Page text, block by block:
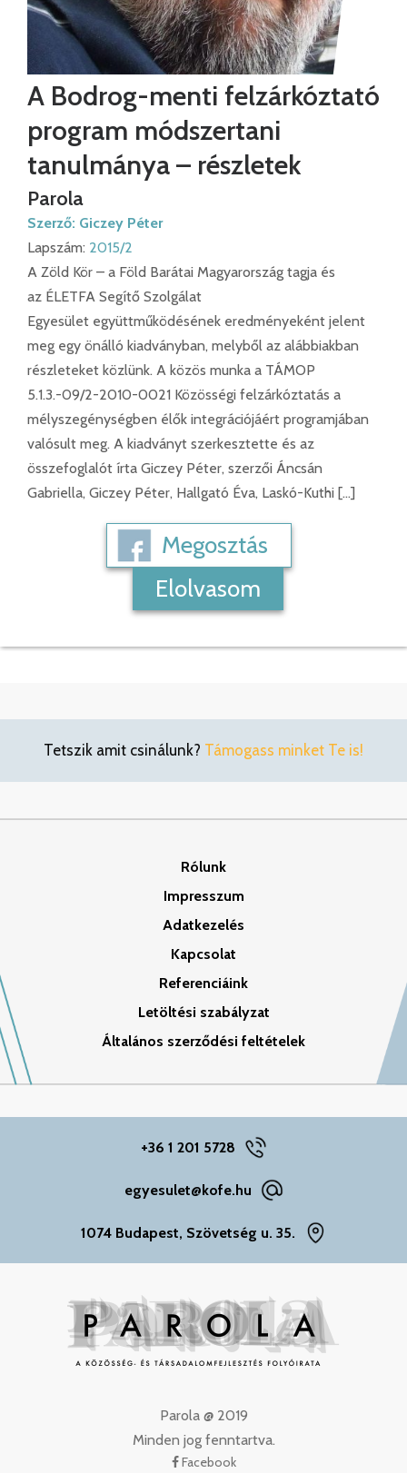
A Bodrog-menti felzárkóztató
program módszertani
tanulmánya – részletek
Parola
Szerző: Giczey Péter
Lapszám: 2015/2
A Zöld Kör – a Föld Barátai Magyarország tagja és
az ÉLETFA Segítő Szolgálat
Egyesület együttműködésének eredményeként jelent
meg egy önálló kiadványban, melyből az alábbiakban
részleteket közlünk. A közös munka a TÁMOP
5.1.3.-09/2-2010-0021 Közösségi felzárkóztatás a
mélyszegénységben élők integrációjáért programjában
valósult meg. A kiadványt szerkesztette és az
összefoglalót írta Giczey Péter, szerzői Áncsán
Gabriella, Giczey Péter, Hallgató Éva, Laskó-Kuthi […]
Megosztás
Elolvasom
Tetszik amit csinálunk? Támogass minket Te is!
Rólunk
Impresszum
Adatkezelés
Kapcsolat
Referenciáink
Letöltési szabályzat
Általános szerződési feltételek
+36 1 201 5728
egyesulet@kofe.hu
1074 Budapest, Szövetség u. 35.
Parola @ 2019
Minden jog fenntartva.
Facebook